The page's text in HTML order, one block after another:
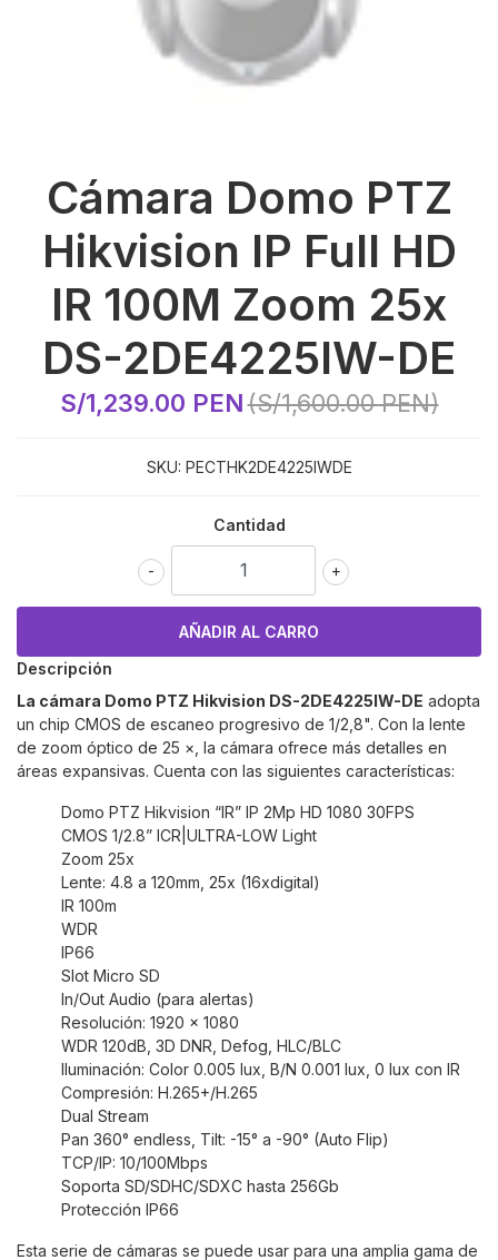
Cámara Domo PTZ
Hikvision IP Full HD
IR 100M Zoom 25x
DS-2DE4225IW-DE
S/1,239.00 PEN(S/1,600.00 PEN)
SKU: PECTHK2DE4225IWDE
Cantidad
+
-
Descripción
La cámara Domo PTZ Hikvision DS-2DE4225IW-DE adopta
un chip CMOS de escaneo progresivo de 1/2,8". Con la lente
de zoom óptico de 25 ×, la cámara ofrece más detalles en
áreas expansivas. Cuenta con las siguientes características:
Domo PTZ Hikvision “IR” IP 2Mp HD 1080 30FPS
CMOS 1/2.8” ICR|ULTRA-LOW Light
Zoom 25x
Lente: 4.8 a 120mm, 25x (16xdigital)
IR 100m
WDR
IP66
Slot Micro SD
In/Out Audio (para alertas)
Resolución: 1920 x 1080
WDR 120dB, 3D DNR, Defog, HLC/BLC
Iluminación: Color 0.005 lux, B/N 0.001 lux, 0 lux con IR
Compresión: H.265+/H.265
Dual Stream
Pan 360° endless, Tilt: -15° a -90° (Auto Flip)
TCP/IP: 10/100Mbps
Soporta SD/SDHC/SDXC hasta 256Gb
Protección IP66
Esta serie de cámaras se puede usar para una amplia gama de